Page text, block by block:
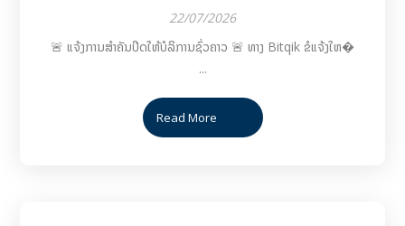
22/07/2026
🚨 ແຈ້ງການສຳຄັນປິດໃຫ້ບໍລິການຊົ່ວຄາວ 🚨 ທາງ Bitqik ຂໍແຈ້ງໃຫ�
...
Read More